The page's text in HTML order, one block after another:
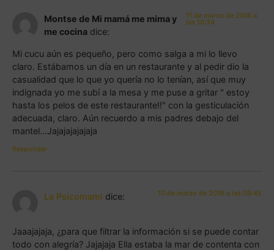
Montse de Mi mamá me mima y
me cocina dice:
11 de marzo de 2016 a
las 10:34
Mi cucu aún es pequeño, pero como salga a mi lo llevo
claro. Estábamos un día en un restaurante y al pedir dio la
casualidad que lo que yo quería no lo tenían, así que muy
indignada yo me subí a la mesa y me puse a gritar " estoy
hasta los pelos de este restaurante!!" con la gesticulación
adecuada, claro. Aún recuerdo a mis padres debajo del
mantel…Jajajajajajaja
Responder
La Psicomami dice: 10 de marzo de 2016 a las 09:45
Jaaajajaja, ¿para que filtrar la información si se puede contar
todo con alegría? Jajajaja Ella estaba la mar de contenta con